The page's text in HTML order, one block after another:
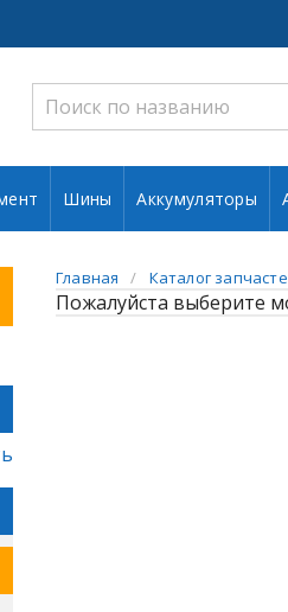
Шины Аккумуляторы
Главная Каталог
Пожалуйста выберите